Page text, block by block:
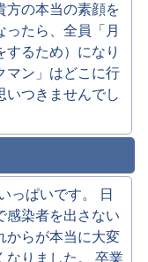
方の本当の素顔を
ったら、全員「月
るため）になり
マン」はどこに行
いつきませんでし
っぱいです。 日
感染者を出さない
からが本当に大変
なりました。 卒業